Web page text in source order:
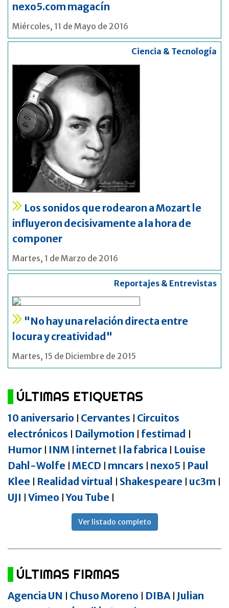
nexo5.com magacín
Miércoles, 11 de Mayo de 2016
Ciencia & Tecnología
Los sonidos que rodearon a Mozart le
influyeron decisivamente a la hora de
componer
Martes, 1 de Marzo de 2016
Reportajes & Entrevistas
"No hay una relación directa entre
locura y creatividad"
Martes, 15 de Diciembre de 2015
ÚLTIMAS ETIQUETAS
10 aniversario Cervantes
Circuitos
electrónicos
Dailymotion festimad
Humor INM internet la fabrica
Louise
Dahl-Wolfe MECD mncars nexo5
Paul
Klee
Realidad virtual Shakespeare uc3m
UJI Vimeo You Tube
Ver listado completo
ÚLTIMAS FIRMAS
Agencia UN Chuso Moreno DIBA| Julian